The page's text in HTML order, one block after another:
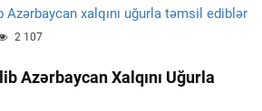
2 107
Azərbaycan Xalqını Uğurla